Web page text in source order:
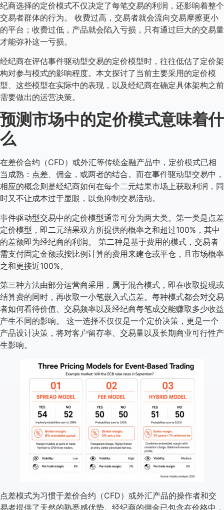
纪商选择的定价模式不仅决定了每笔交易的利润，还影响着整个
交易者群体的行为。 收费过高，交易者就会流向交易摩擦更小
的平台；收费过低，产品就会陷入亏损，只有通过巨大的交易量
才能弥补这一亏损。
经纪商在评估事件驱动型交易的定价模型时，往往低估了定价架
构对参与模式的影响程度。本文探讨了当前主要采用的定价模
型、这些模型在实际中的表现，以及经纪商在确定具体架构之前
需要做出的运营决策。
预测市场中的定价模式意味着什
么
在差价合约（CFD）或外汇等传统金融产品中，定价模式已相
当成熟：点差、佣金，或两者的结合。而在事件驱动型交易中，
相应的概念则是经纪商如何在每个二元结果市场上获取利润，同
时又不让成本过于显眼，以免抑制交易活动。
事件驱动型交易中的定价模型通常可分为两大类。第一类是点差
定价模型，即二元结果双方所提供的概率之和超过100%，其中
的差额即为经纪商的利润。 第二种是基于费用的模式，交易者
需支付固定金额或按比例计算的费用来建仓或平仓，且市场概率
之和更接近100%。
第三种方法由部分运营商采用，属于混合模式，即在收取提现或
结算费的同时，再收取一小笔嵌入式点差。每种模式都会对交易
者如何看待价值、交易频率以及经纪商每笔成交能赚取多少收益
产生不同的影响。 这一选择不仅仅是一个定价决策，更是一个
产品设计决策，将对客户留存率、交易量以及长期商业可行性产
生影响。
点差模式为习惯于差价合约（CFD）或外汇产品的操作者和交
易者提供了天然的熟悉感优势。经纪商的佣金已包含在价格中，